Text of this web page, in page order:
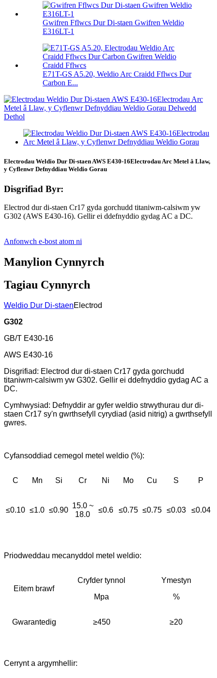
Gwifren Fflwcs Dur Di-staen Gwifren Weldio
E316LT-1
E71T-GS A5.20, Weldio Arc Craidd Fflwcs Dur
Carbon E...
Electrodau Weldio Dur Di-staen AWS E430-16Electrodau Arc Metel â Llaw,
y Cyflenwr Defnyddiau Weldio Gorau
Disgrifiad Byr:
Electrod dur di-staen Cr17 gyda gorchudd titaniwm-calsiwm yw
G302 (AWS E430-16). Gellir ei ddefnyddio gydag AC a DC.
Anfonwch e-bost atom ni
Manylion Cynnyrch
Tagiau Cynnyrch
Weldio Dur Di-staenElectrod
G302
GB/T E430-16
AWS E430-16
Disgrifiad: Electrod dur di-staen Cr17 gyda gorchudd
titaniwm-calsiwm yw G302. Gellir ei ddefnyddio gydag AC a
DC.
Cymhwysiad: Defnyddir ar gyfer weldio strwythurau dur di-
staen Cr17 sy'n gwrthsefyll cyrydiad (asid nitrig) a gwrthsefyll
gwres.
Cyfansoddiad cemegol metel weldio (%):
C Mn Si Cr Ni Mo Cu S P
≤0.10 ≤1.0 ≤0.90
15.0 ~
18.0
≤0.6 ≤0.75 ≤0.75 ≤0.03 ≤0.04
Priodweddau mecanyddol metel weldio:
Eitem brawf
Cryfder tynnol
Mpa
Ymestyn
%
Gwarantedig ≥450 ≥20
Cerrynt a argymhellir: